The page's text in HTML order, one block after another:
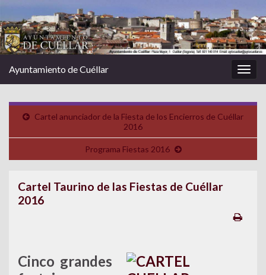
la
Ayuntamiento de Cuéllar
Cartel anunciador de la Fiesta de los Encierros de Cuéllar
2016
Programa Fiestas 2016
Cartel Taurino de las Fiestas de Cuéllar
2016
Cinco grandes